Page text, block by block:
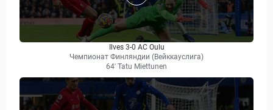
Ilves 3-0 AC Oulu
Чемпионат Финляндии (Вейккауслига)
64' Tatu Miettunen